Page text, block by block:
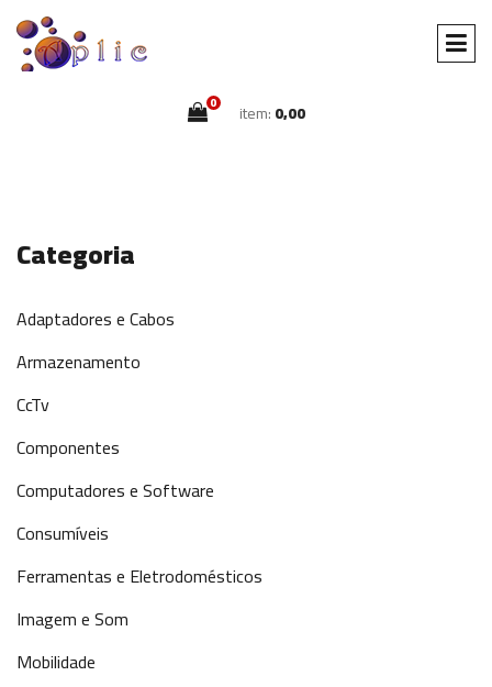
0 item:0,00
Categoria
Adaptadores e Cabos
Armazenamento
CcTv
Componentes
Computadores e Software
Consumíveis
Ferramentas e Eletrodomésticos
Imagem e Som
Mobilidade